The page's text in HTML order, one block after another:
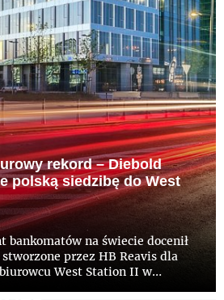
rekord – Diebold
polską siedzibę do West
bankomatów na świecie docenił
przez HB Reavis dla
West Station II w